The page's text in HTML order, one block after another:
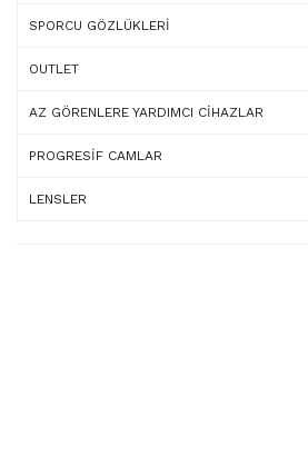
SPORCU GÖZLÜKLERİ
OUTLET
AZ GÖRENLERE YARDIMCI CİHAZLAR
PROGRESİF CAMLAR
LENSLER